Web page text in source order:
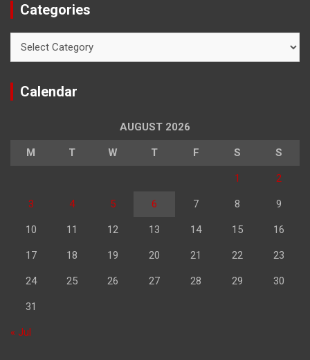
Categories
Calendar
AUGUST 2026
M T W T F S S
1 2
3 4 5 6 7 8 9
10 11 12 13 14 15 16
17 18 19 20 21 22 23
24 25 26 27 28 29 30
31
« Jul